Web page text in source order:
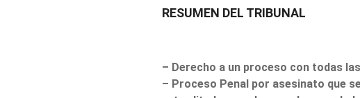
RESUMEN DEL TRIBUNAL
– Derecho a un proceso con todas
– Proceso Penal por asesinato que